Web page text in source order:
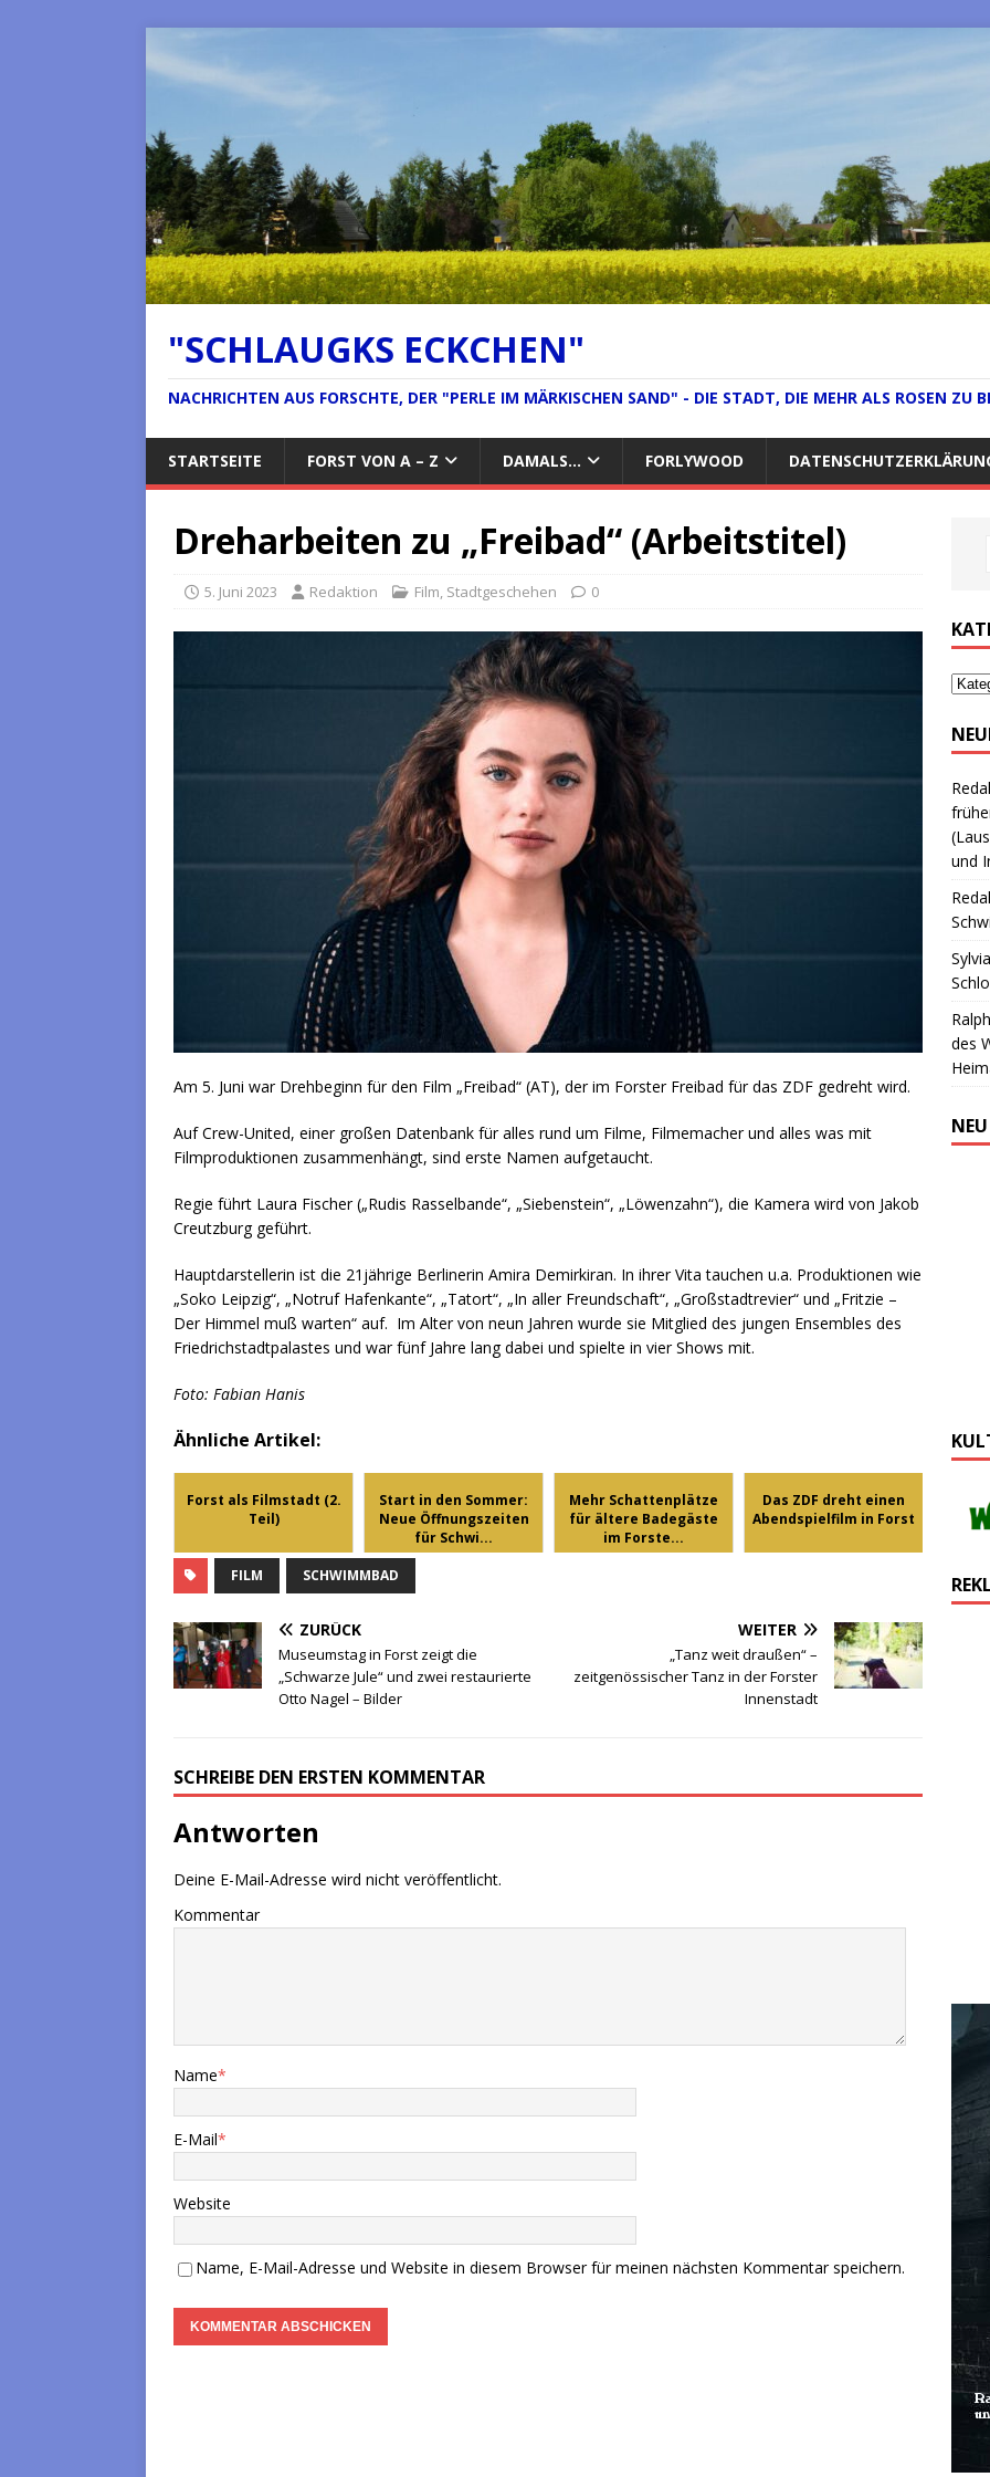
"SCHLAUGKS ECKCHEN"
NACHRICHTEN AUS FORSCHTE, DER "PERLE IM MÄRKISCHEN SAND" - DIE STADT, DIE MEHR ALS ROSEN ZU
STARTSEITE FORST VON A – Z DAMALS… FORLYWOOD
Dreharbeiten zu „Freibad“ (Arbeitstitel)
5. Juni 2023 Redaktion Film, Stadtgeschehen 0
Am 5. Juni war Drehbeginn für den Film „Freibad“ (AT), der im Forster Freibad für das ZDF gedreht wird.
Auf Crew-United, einer großen Datenbank für alles rund um Filme, Filmemacher und alles was mit
Filmproduktionen zusammenhängt, sind erste Namen aufgetaucht.
Regie führt Laura Fischer („Rudis Rasselbande“, „Siebenstein“, „Löwenzahn“), die Kamera wird von Jakob
Creutzburg geführt.
Hauptdarstellerin ist die 21jährige Berlinerin Amira Demirkiran. In ihrer Vita tauchen u.a. Produktionen wie
„Soko Leipzig“, „Notruf Hafenkante“, „Tatort“, „In aller Freundschaft“, „Großstadtrevier“ und „Fritzie –
Der Himmel muß warten“ auf. Im Alter von neun Jahren wurde sie Mitglied des jungen Ensembles des
Friedrichstadtpalastes und war fünf Jahre lang dabei und spielte in vier Shows mit.
Foto: Fabian Hanis
Ähnliche Artikel:
Forst als Filmstadt (2.
Teil)
Start in den Sommer:
Neue Öffnungszeiten
für Schwi...
Mehr Schattenplätze
für ältere Badegäste
im Forste...
Das ZDF dreht einen
Abendspielfilm in Forst
FILM SCHWIMMBAD
ZURÜCK
Museumstag in Forst zeigt die
„Schwarze Jule“ und zwei restaurierte
Otto Nagel – Bilder
WEITER
„Tanz weit draußen“ –
zeitgenössischer Tanz in der Forster
Innenstadt
SCHREIBE DEN ERSTEN KOMMENTAR
Antworten
Deine E-Mail-Adresse wird nicht veröffentlicht.
Kommentar
Name*
E-Mail*
Website
Name, E-Mail-Adresse und Website in diesem Browser für meinen nächsten Kommentar speichern.
und
Sylvia
des